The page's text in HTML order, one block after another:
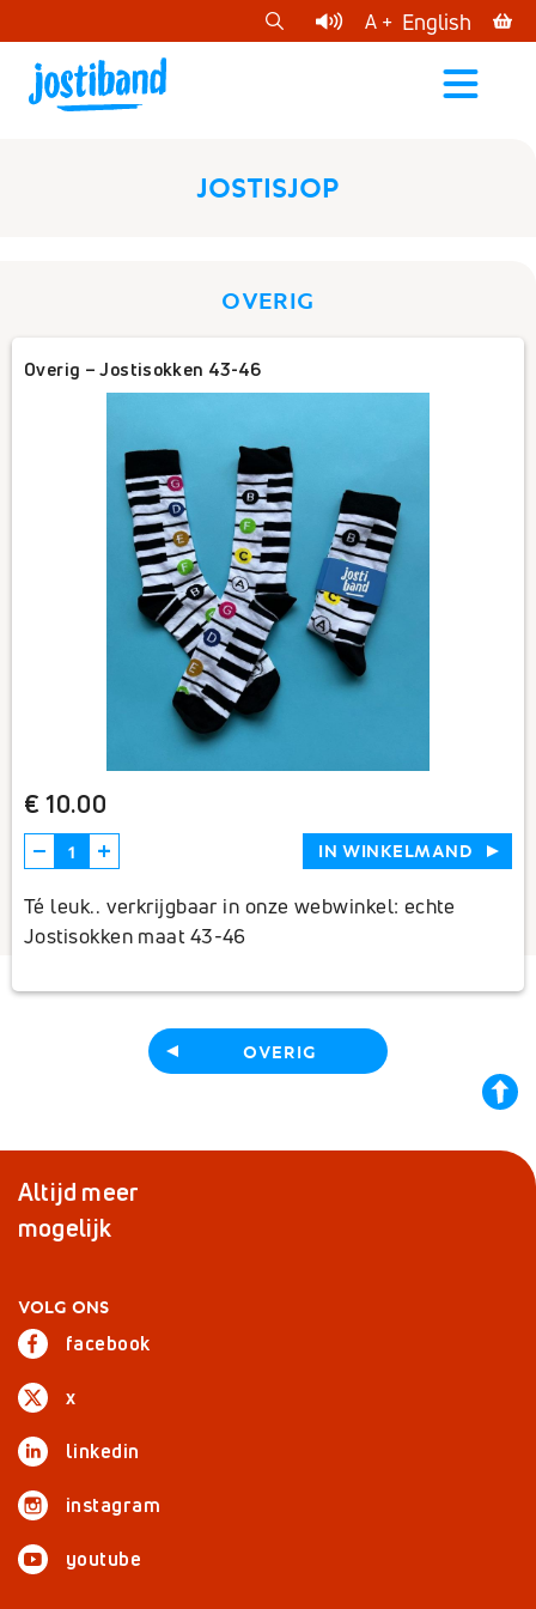
A + English cart
open
menu
JOSTISJOP
OVERIG
Overig – Jostisokken 43-46
€ 10.00
IN WINKELMAND
Té leuk.. verkrijgbaar in onze webwinkel: echte
Jostisokken maat 43-46
OVERIG
back
to
top
Altijd meer
mogelijk
VOLG ONS
facebook
x
linkedin
instagram
youtube